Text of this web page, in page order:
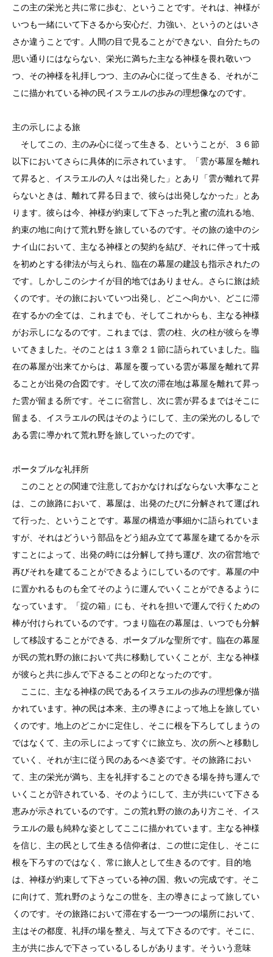
この主の栄光と共に常に歩む、ということです。それは、神様が
いつも一緒にいて下さるから安心だ、力強い、というのとはいさ
さか違うことです。人間の目で見ることができない、自分たちの
思い通りにはならない、栄光に満ちた主なる神様を畏れ敬いつ
つ、その神様を礼拝しつつ、主のみ心に従って生きる、それがこ
こに描かれている神の民イスラエルの歩みの理想像なのです。
主の示しによる旅
そしてこの、主のみ心に従って生きる、ということが、３６節
以下においてさらに具体的に示されています。「雲が幕屋を離れ
て昇ると、イスラエルの人々は出発した」とあり「雲が離れて昇
らないときは、離れて昇る日まで、彼らは出発しなかった」とあ
ります。彼らは今、神様が約束して下さった乳と蜜の流れる地、
約束の地に向けて荒れ野を旅しているのです。その旅の途中のシ
ナイ山において、主なる神様との契約を結び、それに伴って十戒
を初めとする律法が与えられ、臨在の幕屋の建設も指示されたの
です。しかしこのシナイが目的地ではありません。さらに旅は続
くのです。その旅においていつ出発し、どこへ向かい、どこに滞
在するかの全ては、これまでも、そしてこれからも、主なる神様
がお示しになるのです。これまでは、雲の柱、火の柱が彼らを導
いてきました。そのことは１３章２１節に語られていました。臨
在の幕屋が出来てからは、幕屋を覆っている雲が幕屋を離れて昇
ることが出発の合図です。そして次の滞在地は幕屋を離れて昇っ
た雲が留まる所です。そこに宿営し、次に雲が昇るまではそこに
留まる、イスラエルの民はそのようにして、主の栄光のしるしで
ある雲に導かれて荒れ野を旅していったのです。
ポータブルな礼拝所
このこととの関連で注意しておかなければならない大事なこと
は、この旅路において、幕屋は、出発のたびに分解されて運ばれ
て行った、ということです。幕屋の構造が事細かに語られていま
すが、それはどういう部品をどう組み立てて幕屋を建てるかを示
すことによって、出発の時には分解して持ち運び、次の宿営地で
再びそれを建てることができるようにしているのです。幕屋の中
に置かれるものも全てそのように運んでいくことができるように
なっています。「掟の箱」にも、それを担いで運んで行くための
棒が付けられているのです。つまり臨在の幕屋は、いつでも分解
して移設することができる、ポータブルな聖所です。臨在の幕屋
が民の荒れ野の旅において共に移動していくことが、主なる神様
が彼らと共に歩んで下さることの印となったのです。
ここに、主なる神様の民であるイスラエルの歩みの理想像が描
かれています。神の民は本来、主の導きによって地上を旅してい
くのです。地上のどこかに定住し、そこに根を下ろしてしまうの
ではなくて、主の示しによってすぐに旅立ち、次の所へと移動し
ていく、それが主に従う民のあるべき姿です。その旅路におい
て、主の栄光が満ち、主を礼拝することのできる場を持ち運んで
いくことが許されている、そのようにして、主が共にいて下さる
恵みが示されているのです。この荒れ野の旅のあり方こそ、イス
ラエルの最も純粋な姿としてここに描かれています。主なる神様
を信じ、主の民として生きる信仰者は、この世に定住し、そこに
根を下ろすのではなく、常に旅人として生きるのです。目的地
は、神様が約束して下さっている神の国、救いの完成です。そこ
に向けて、荒れ野のようなこの世を、主の導きによって旅してい
くのです。その旅路において滞在する一つ一つの場所において、
主はその都度、礼拝の場を整え、与えて下さるのです。そこに、
主が共に歩んで下さっているしるしがあります。そういう意味